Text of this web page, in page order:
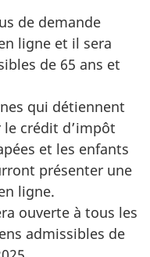
de demande
ligne et il sera
de 65 ans et
qui détiennent
crédit d’impôt
et les enfants
présenter une
ligne.
ouverte à tous les
admissibles de